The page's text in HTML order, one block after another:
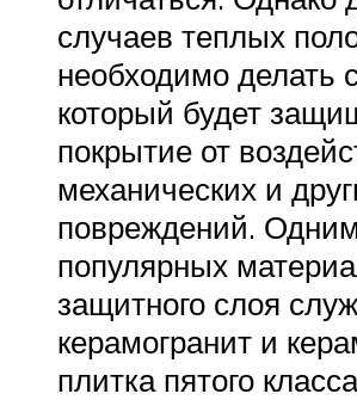
случаев теплых
необходимо делать
который будет
покрытие от
механических и
повреждений.
популярных
защитного слоя
керамогранит и
плитка пятого